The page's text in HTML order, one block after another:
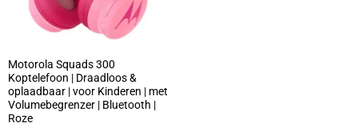
Motorola Squads 300
Koptelefoon | Draadloos &
oplaadbaar | voor Kinderen | met
Volumebegrenzer | Bluetooth |
Roze